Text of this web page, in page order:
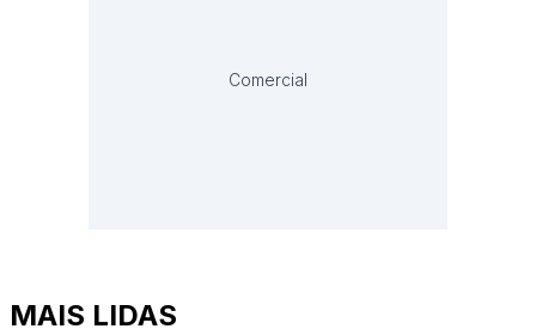
Comercial
MAIS LIDAS